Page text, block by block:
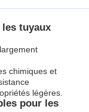
tuyaux
chimiques et
légères.
pour les